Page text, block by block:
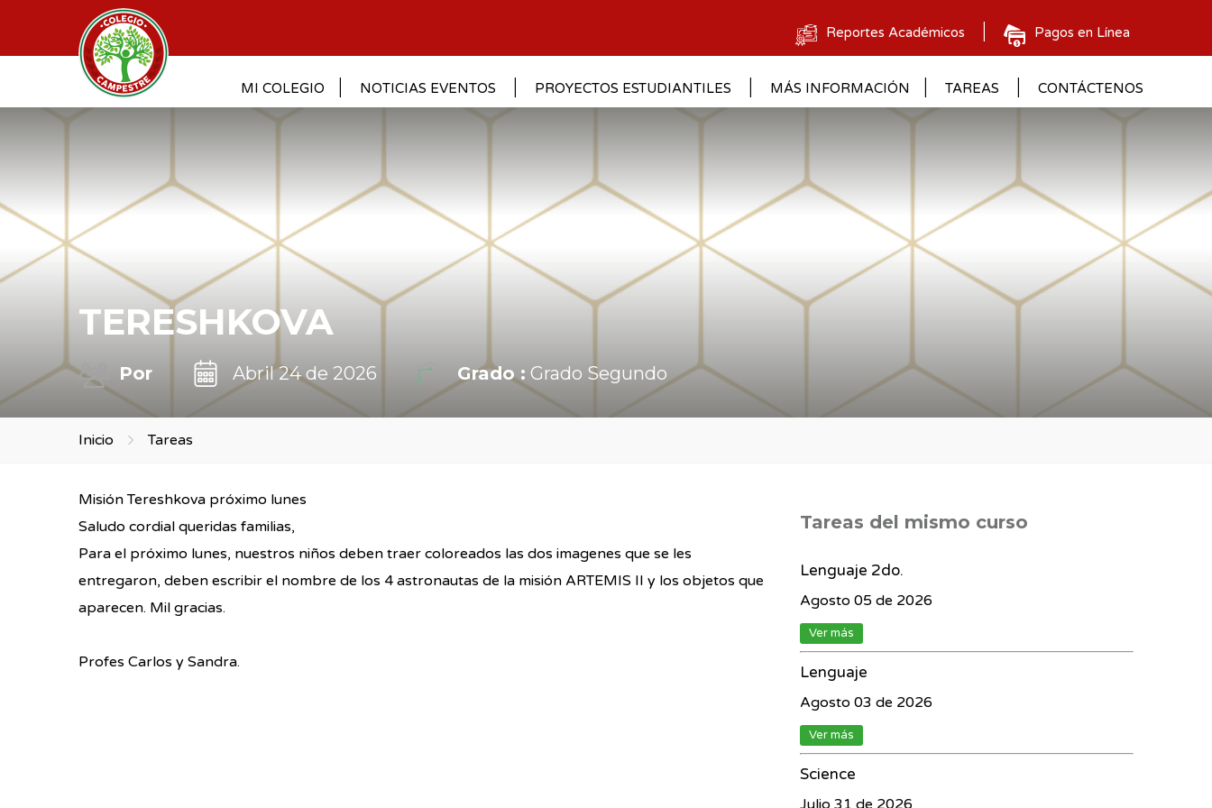
Reportes Académicos Pagos en Línea
MI COLEGIO NOTICIAS EVENTOS PROYECTOS ESTUDIANTILES MÁS INFORMACIÓN TAREAS CONTÁCTENOS
TERESHKOVA
Por Abril 24 de 2026 Grado : Grado Segundo
Inicio Tareas
Misión Tereshkova próximo lunes
Saludo cordial queridas familias,
Para el próximo lunes, nuestros niños deben traer coloreados las dos imagenes que se les
entregaron, deben escribir el nombre de los 4 astronautas de la misión ARTEMIS II y los objetos que
aparecen. Mil gracias.
Profes Carlos y Sandra.
Tareas del mismo curso
Lenguaje 2do.
Agosto 05 de 2026
Ver más
Lenguaje
Agosto 03 de 2026
Ver más
Science
Julio 31 de 2026